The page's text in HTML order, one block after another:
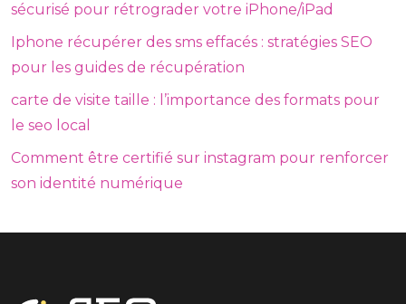
sécurisé pour rétrograder votre iPhone/iPad
Iphone récupérer des sms effacés : stratégies SEO
pour les guides de récupération
carte de visite taille : l’importance des formats pour
le seo local
Comment être certifié sur instagram pour renforcer
son identité numérique